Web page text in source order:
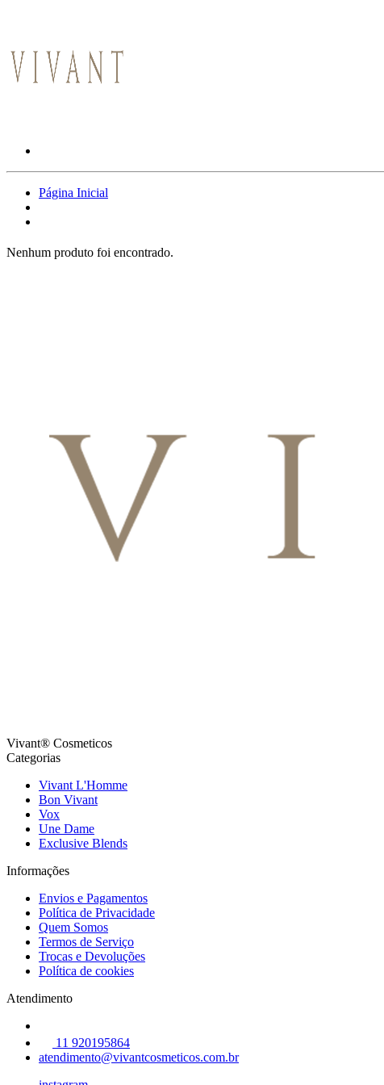
Página Inicial
Nenhum produto foi encontrado.
Vivant® Cosmeticos
Categorias
Vivant L'Homme
Bon Vivant
Vox
Une Dame
Exclusive Blends
Informações
Envios e Pagamentos
Política de Privacidade
Quem Somos
Termos de Serviço
Trocas e Devoluções
Política de cookies
Atendimento
11 920195864
atendimento@vivantcosmeticos.com.br